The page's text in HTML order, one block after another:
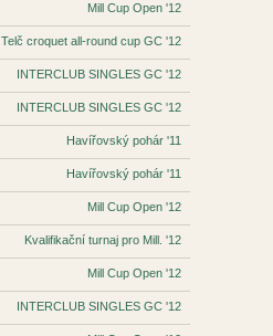
Mill Cup Open '12
Telč croquet all-round cup GC '12
INTERCLUB SINGLES GC '12
INTERCLUB SINGLES GC '12
Havířovský pohár '11
Havířovský pohár '11
Mill Cup Open '12
Kvalifikační turnaj pro Mill. '12
Mill Cup Open '12
INTERCLUB SINGLES GC '12